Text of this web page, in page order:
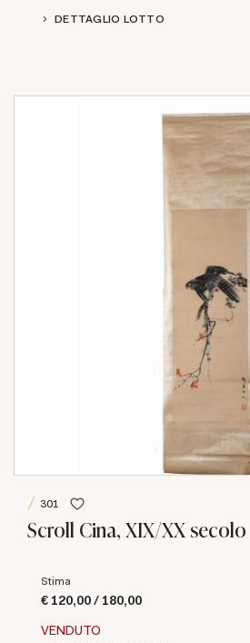
DETTAGLIO LOTTO
301
Scroll Cina, XIX/XX secolo
Stima
€ 120,00 / 180,00
VENDUTO